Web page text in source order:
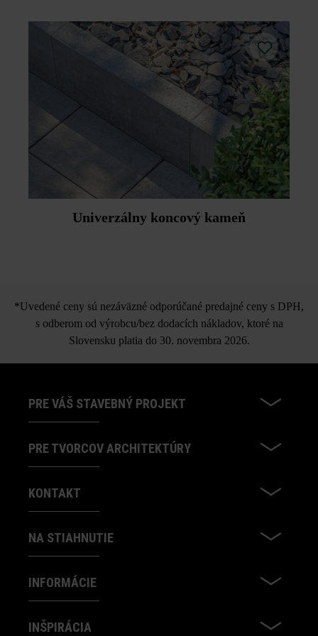
Univerzálny koncový kameň
*Uvedené ceny sú nezáväzné odporúčané predajné ceny s DPH,
s odberom od výrobcu/bez dodacích nákladov, ktoré na
Slovensku platia do 30. novembra 2026.
PRE VÁŠ STAVEBNÝ PROJEKT
PRE TVORCOV ARCHITEKTÚRY
KONTAKT
NA STIAHNUTIE
INFORMÁCIE
INŠPIRÁCIA